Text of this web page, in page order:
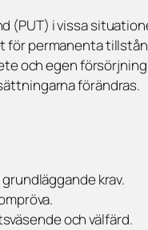
(PUT) i vissa
för permanenta
och egen
förändras.
krav.
och välfärd.